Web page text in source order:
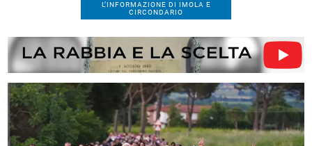
L’INFORMAZIONE DI IMOLA E
CIRCONDARIO